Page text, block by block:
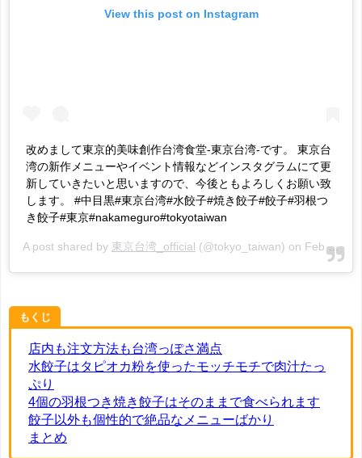
View this post on Instagram
改めまして東京的美味創作台湾食堂-東京台湾-です。 東京台
湾の新作メニューやイベント情報などインスタグラムにて更
新していきたいと思いますので、今後ともよろしくお願い致
します。 #中目黒#東京台湾#水餃子#焼き餃子#餃子#羽根つ
き餃子#東京#nakameguro#tokyotaiwan
A post shared by 東京台湾_official (@tokyo_taiwan) on Feb 1, 2018 at 12:27am PST
もくじ
店内も注文方法も台湾っぽさ満点
水餃子はタピオカ粉を使ったモッチモチで肉汁たっ
ぷり
4個の羽根つき焼き餃子はそのままで食べられます
餃子以外も個性的で絶品なメニューばかり
まとめ